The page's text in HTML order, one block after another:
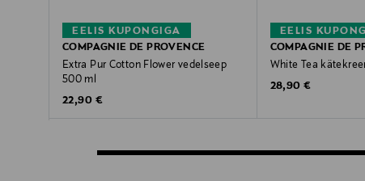
EELIS KUPONGIGA
COMPAGNIE DE PROVENCE
Extra Pur Cotton Flower vedelseep
500 ml
Original Price
22,90 €
EELIS
COMPAGNIE DE
White Tea
Original Price
28,90 €